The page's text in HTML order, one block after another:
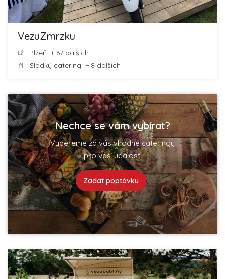
VezuZmrzku
Plzeň + 67 dalších
Sladký catering + 8 dalších
Nechce se vám vybírat?
Vybereme za vás vhodné cateringy
pro vaší událost.
Zadat poptávku